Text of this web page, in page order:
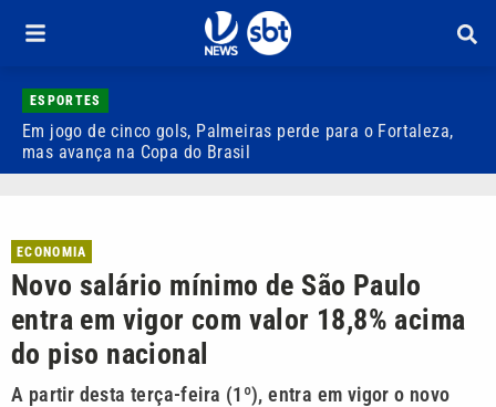
ESPORTES
Em jogo de cinco gols, Palmeiras perde para o Fortaleza,
mas avança na Copa do Brasil
ECONOMIA
Novo salário mínimo de São Paulo
entra em vigor com valor 18,8% acima
do piso nacional
A partir desta terça-feira (1º), entra em vigor o novo